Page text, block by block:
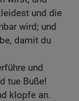
und die
wird; und
damit du
und
tue Buße!
klopfe an.